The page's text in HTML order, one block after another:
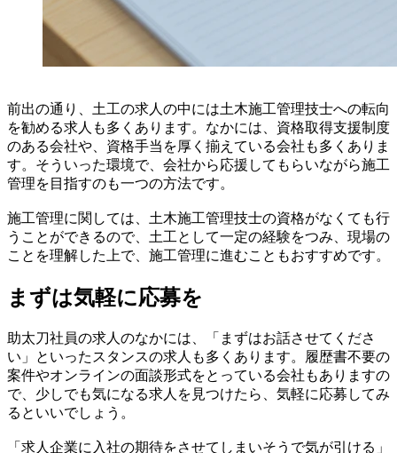
前出の通り、土工の求人の中には土木施工管理技士への転向
を勧める求人も多くあります。なかには、資格取得支援制度
のある会社や、資格手当を厚く揃えている会社も多くありま
す。そういった環境で、会社から応援してもらいながら施工
管理を目指すのも一つの方法です。
施工管理に関しては、土木施工管理技士の資格がなくても行
うことができるので、土工として一定の経験をつみ、現場の
ことを理解した上で、施工管理に進むこともおすすめです。
まずは気軽に応募を
助太刀社員の求人のなかには、「まずはお話させてくださ
い」といったスタンスの求人も多くあります。履歴書不要の
案件やオンラインの面談形式をとっている会社もありますの
で、少しでも気になる求人を見つけたら、気軽に応募してみ
るといいでしょう。
「求人企業に入社の期待をさせてしまいそうで気が引ける」